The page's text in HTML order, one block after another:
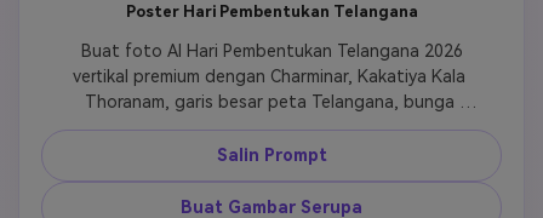
Poster Hari Pembentukan Telangana
Buat foto AI Hari Pembentukan Telangana 2026
vertikal premium dengan Charminar, Kakatiya Kala
Thoranam, garis besar peta Telangana, bunga
Bathukamma, cakrawala Hyderabad, pencahayaan
festival merah muda dan emas, perayaan budaya
yang membanggakan, ruang teks bersih untuk
Salin Prompt
Buat Gambar Serupa